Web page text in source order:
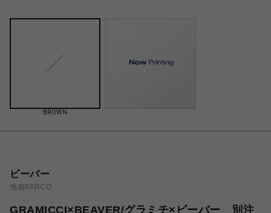
BROWN
ビーバー
池袋PARCO
GRAMICCI×BEAVER/グラミチ×ビーバー 別注